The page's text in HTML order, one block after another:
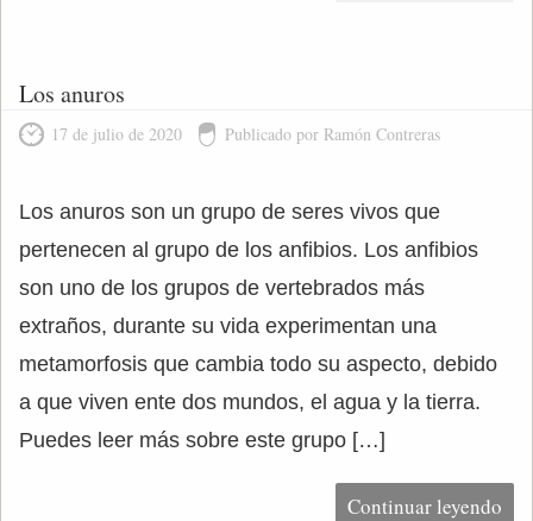
Los anuros
17 de julio de 2020 Publicado por Ramón Contreras
Los anuros son un grupo de seres vivos que
pertenecen al grupo de los anfibios. Los anfibios
son uno de los grupos de vertebrados más
extraños, durante su vida experimentan una
metamorfosis que cambia todo su aspecto, debido
a que viven ente dos mundos, el agua y la tierra.
Puedes leer más sobre este grupo […]
Continuar leyendo